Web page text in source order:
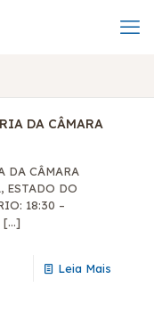
DA CÂMARA
DA CÂMARA
ESTADO DO
18:30 –
[…]
Leia Mais